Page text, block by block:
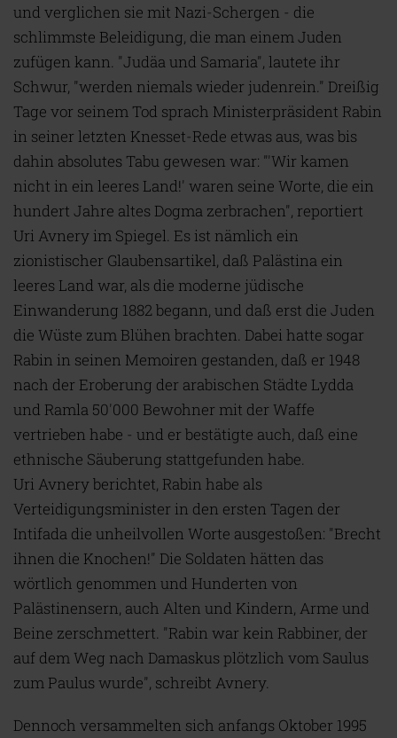
und verglichen sie mit Nazi-Schergen - die
schlimmste Beleidigung, die man einem Juden
zufügen kann. "Judäa und Samaria", lautete ihr
Schwur, "werden niemals wieder judenrein." Dreißig
Tage vor seinem Tod sprach Ministerpräsident Rabin
in seiner letzten Knesset-Rede etwas aus, was bis
dahin absolutes Tabu gewesen war: "'Wir kamen
nicht in ein leeres Land!' waren seine Worte, die ein
hundert Jahre altes Dogma zerbrachen", reportiert
Uri Avnery im Spiegel. Es ist nämlich ein
zionistischer Glaubensartikel, daß Palästina ein
leeres Land war, als die moderne jüdische
Einwanderung 1882 begann, und daß erst die Juden
die Wüste zum Blühen brachten. Dabei hatte sogar
Rabin in seinen Memoiren gestanden, daß er 1948
nach der Eroberung der arabischen Städte Lydda
und Ramla 50'000 Bewohner mit der Waffe
vertrieben habe - und er bestätigte auch, daß eine
ethnische Säuberung stattgefunden habe.
Uri Avnery berichtet, Rabin habe als
Verteidigungsminister in den ersten Tagen der
Intifada die unheilvollen Worte ausgestoßen: "Brecht
ihnen die Knochen!" Die Soldaten hätten das
wörtlich genommen und Hunderten von
Palästinensern, auch Alten und Kindern, Arme und
Beine zerschmettert. "Rabin war kein Rabbiner, der
auf dem Weg nach Damaskus plötzlich vom Saulus
zum Paulus wurde", schreibt Avnery.
Dennoch versammelten sich anfangs Oktober 1995